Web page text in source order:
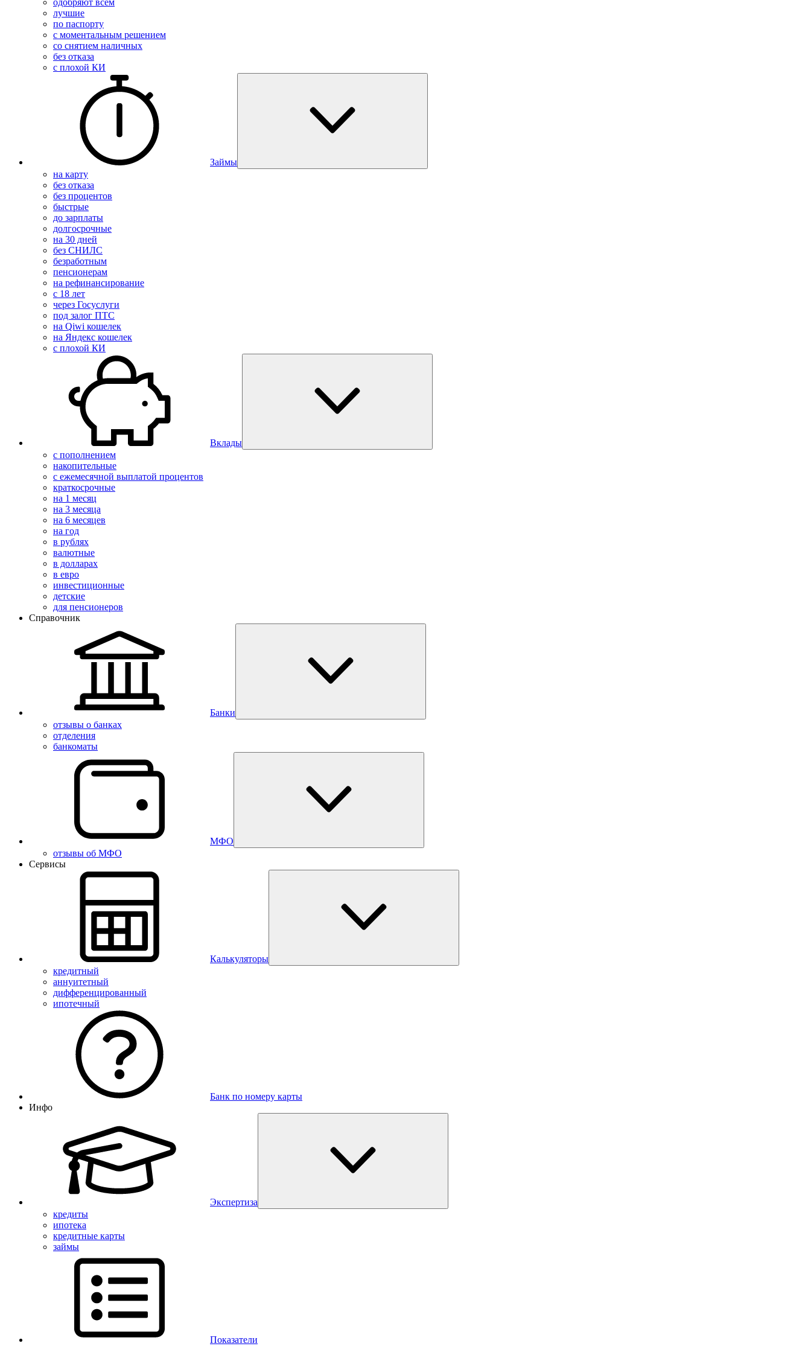
одобряют всем
лучшие
по паспорту
с моментальным решением
со снятием наличных
без отказа
с плохой КИ
Займы
на карту
без отказа
без процентов
быстрые
до зарплаты
долгосрочные
на 30 дней
без СНИЛС
безработным
пенсионерам
на рефинансирование
с 18 лет
через Госуслуги
под залог ПТС
на Qiwi кошелек
на Яндекс кошелек
с плохой КИ
Вклады
с пополнением
накопительные
с ежемесячной выплатой процентов
краткосрочные
на 1 месяц
на 3 месяца
на 6 месяцев
на год
в рублях
валютные
в долларах
в евро
инвестиционные
детские
для пенсионеров
Справочник
Банки
отзывы о банках
отделения
банкоматы
МФО
отзывы об МФО
Сервисы
Калькуляторы
кредитный
аннуитетный
дифференцированный
ипотечный
Банк по номеру карты
Инфо
Экспертиза
кредиты
ипотека
кредитные карты
займы
Показатели